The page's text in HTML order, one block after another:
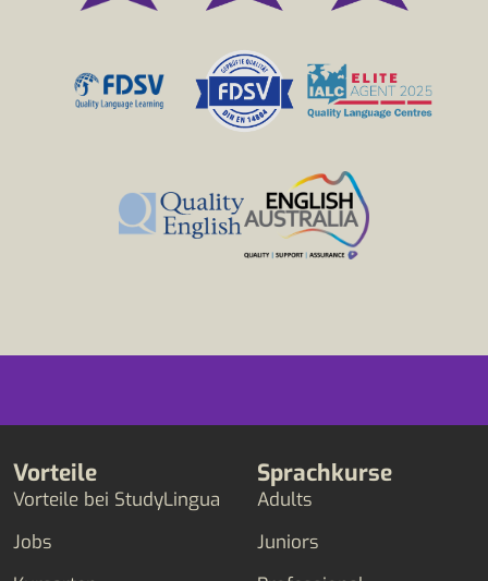
Vorteile
Vorteile bei StudyLingua
Jobs
Sprachkurse
Adults
Juniors